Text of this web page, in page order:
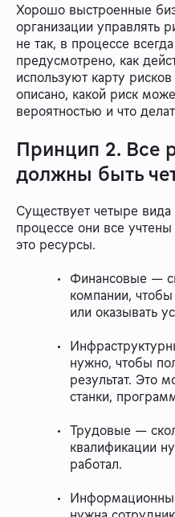
Хорошо выстроенные
организации управлять
не так, в процессе
предусмотрено, как
используют карту
описано, какой риск
вероятностью и что
Принцип 2. Все
должны быть
Существует четыре
процессе они все
это ресурсы.
Финансовые —
компании,
или оказывать
нужно, чтобы
результат. Это
станки,
Трудовые —
квалификации
работал.